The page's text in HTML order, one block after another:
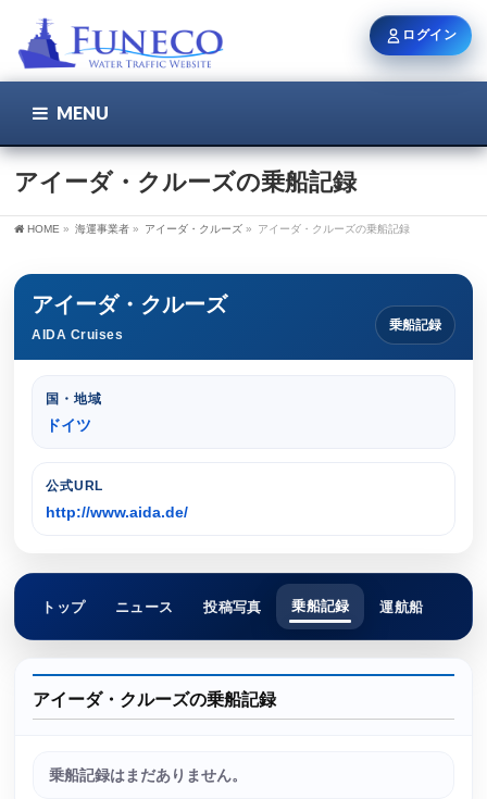
MENU
アイーダ・クルーズの乗船記録
HOME » 海運事業者 » アイーダ・クルーズ » アイーダ・クルーズの乗船記録
アイーダ・クルーズ
AIDA Cruises
乗船記録
国・地域
ドイツ
公式URL
http://www.aida.de/
トップ ニュース 投稿写真 乗船記録 運航船
アイーダ・クルーズの乗船記録
乗船記録はまだありません。
ログイン
ユーザー名 / メール
ログイン状態を保持